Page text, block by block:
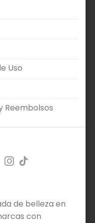
Uso
Reembolsos
de belleza en
con